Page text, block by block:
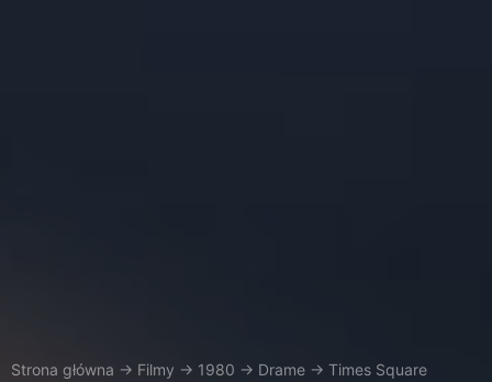
Strona główna → Filmy → 1980 → Drame → Times Square